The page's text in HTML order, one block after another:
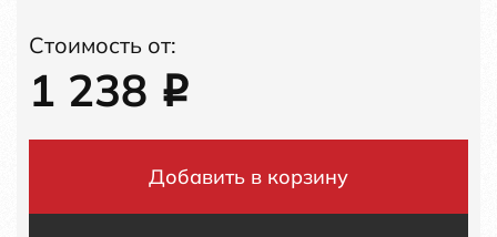
Стоимость от:
1 238 i
Добавить в корзину